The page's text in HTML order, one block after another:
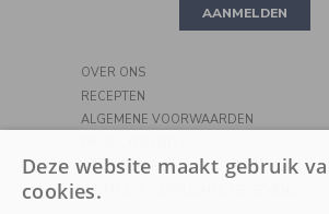
PIZZA
AANMELDEN
OVER ONS
RECEPTEN
ALGEMENE VOORWAARDEN
COOKIEBELEID
WETTELIJK VERPLICHTE GEGEVENS
Deze website maakt gebruik
cookies.